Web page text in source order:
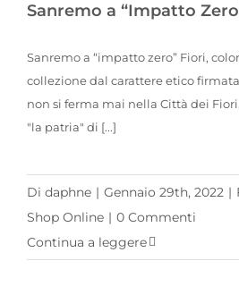
Sanremo a “Impatto
Sanremo a “impatto zero” Fiori,
collezione dal carattere etico
non si ferma mai nella Città dei
"la patria" di [...]
Di daphne | Gennaio 29th, 2022 |
Shop Online | 0 Commenti
Continua a leggere